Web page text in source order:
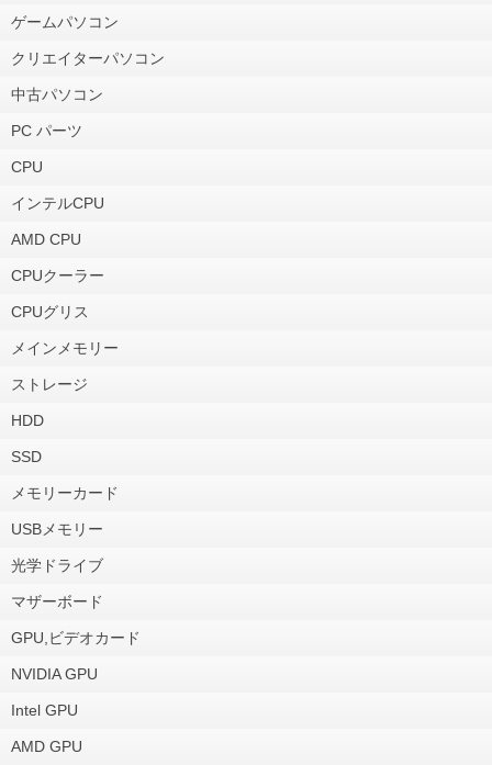
ゲームパソコン
クリエイターパソコン
中古パソコン
PC パーツ
CPU
インテルCPU
AMD CPU
CPUクーラー
CPUグリス
メインメモリー
ストレージ
HDD
SSD
メモリーカード
USBメモリー
光学ドライブ
マザーボード
GPU,ビデオカード
NVIDIA GPU
Intel GPU
AMD GPU